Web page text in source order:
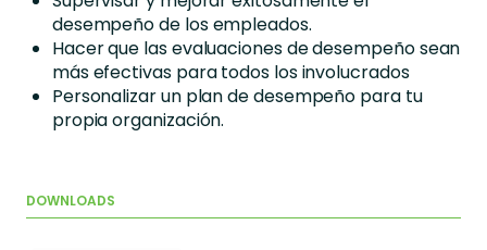
desempeño de los empleados.
Hacer que las evaluaciones de desempeño sean
más efectivas para todos los involucrados
Personalizar un plan de desempeño para tu
propia organización.
DOWNLOADS